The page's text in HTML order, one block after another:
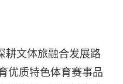
耕文体旅融合发展路
优质特色体育赛事品